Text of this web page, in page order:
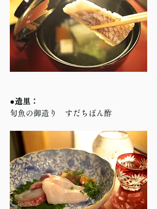
●造里：
旬魚の御造り　すだちぽん酢